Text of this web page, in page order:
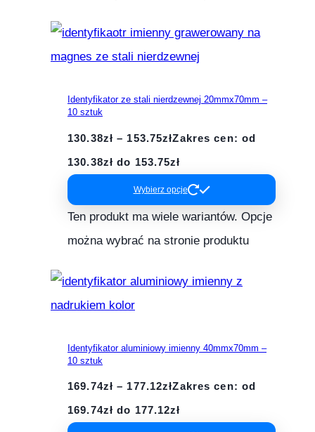
Identyfikator ze stali nierdzewnej 20mmx70mm –
10 sztuk
130.38zł – 153.75złZakres cen: od
130.38zł do 153.75zł
Wybierz opcje
Ten produkt ma wiele wariantów. Opcje
można wybrać na stronie produktu
Identyfikator aluminiowy imienny 40mmx70mm –
10 sztuk
169.74zł – 177.12złZakres cen: od
169.74zł do 177.12zł